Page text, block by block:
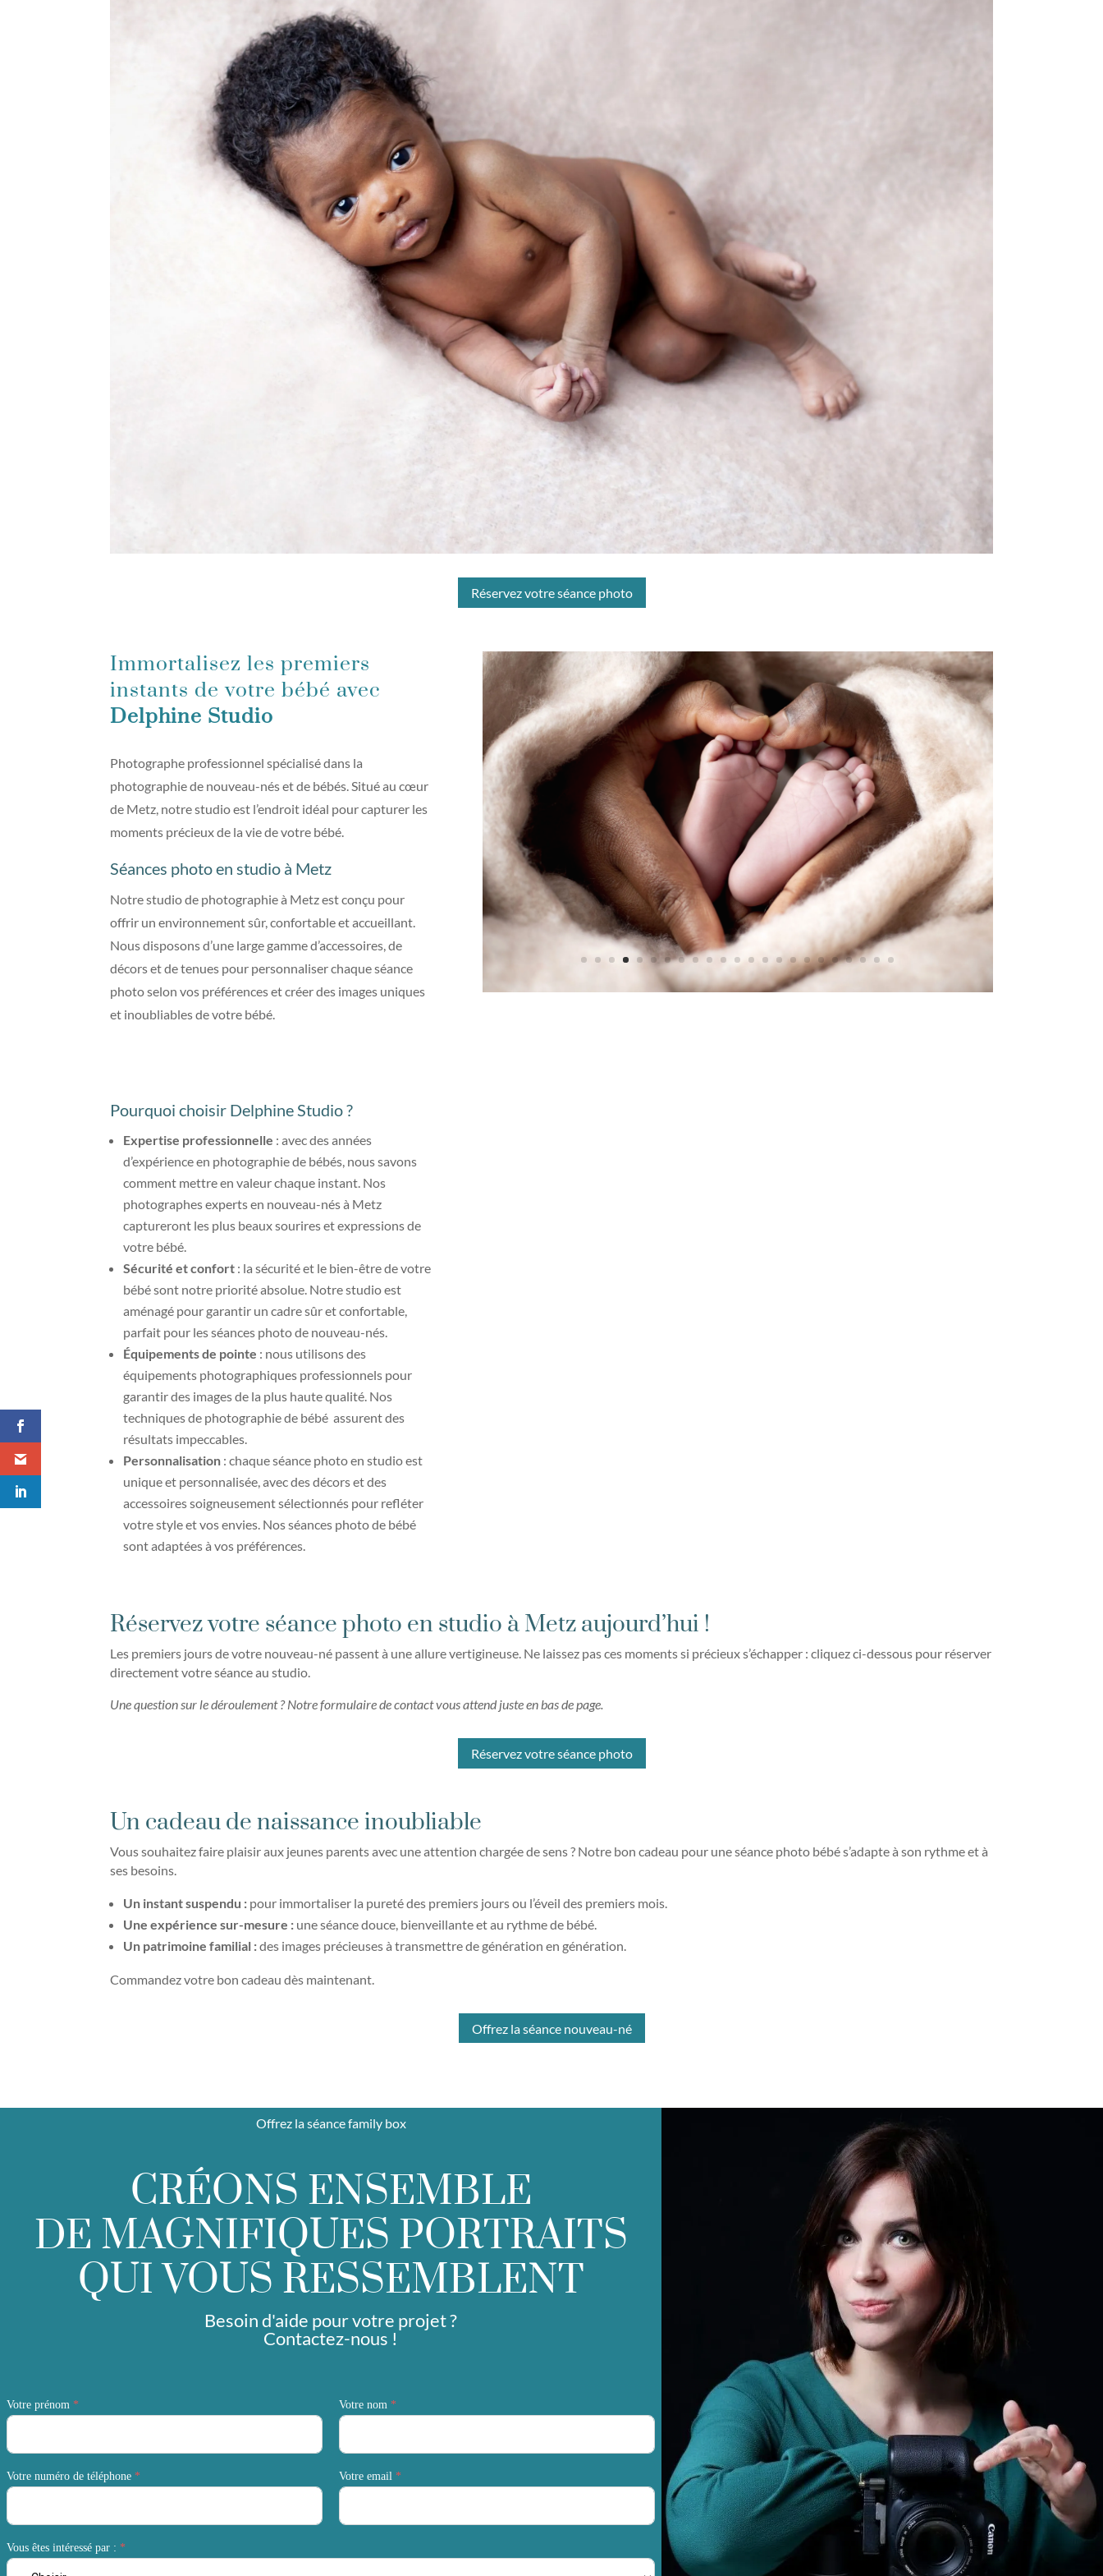
Réservez votre séance photo
Immortalisez les premiers
instants de votre bébé avec
Delphine Studio
Photographe professionnel spécialisé dans la
photographie de nouveau-nés et de bébés. Situé au cœur
de Metz, notre studio est l’endroit idéal pour capturer les
moments précieux de la vie de votre bébé.
Séances photo en studio à Metz
Notre studio de photographie à Metz est conçu pour
offrir un environnement sûr, confortable et accueillant.
Nous disposons d’une large gamme d’accessoires, de
décors et de tenues pour personnaliser chaque séance
photo selon vos préférences et créer des images uniques
et inoubliables de votre bébé.
Pourquoi choisir Delphine Studio ?
Expertise professionnelle : avec des années
d’expérience en photographie de bébés, nous savons
comment mettre en valeur chaque instant. Nos
photographes experts en nouveau-nés à Metz
captureront les plus beaux sourires et expressions de
votre bébé.
Sécurité et confort : la sécurité et le bien-être de votre
bébé sont notre priorité absolue. Notre studio est
aménagé pour garantir un cadre sûr et confortable,
parfait pour les séances photo de nouveau-nés.
Équipements de pointe : nous utilisons des
équipements photographiques professionnels pour
garantir des images de la plus haute qualité. Nos
techniques de photographie de bébé assurent des
résultats impeccables.
Personnalisation : chaque séance photo en studio est
unique et personnalisée, avec des décors et des
accessoires soigneusement sélectionnés pour refléter
votre style et vos envies. Nos séances photo de bébé
sont adaptées à vos préférences.
Réservez votre séance photo en studio à Metz aujourd’hui !
Les premiers jours de votre nouveau-né passent à une allure vertigineuse. Ne laissez pas ces moments si précieux s’échapper : cliquez ci-dessous pour réserver
directement votre séance au studio.
Une question sur le déroulement ? Notre formulaire de contact vous attend juste en bas de page.
Réservez votre séance photo
Un cadeau de naissance inoubliable
Vous souhaitez faire plaisir aux jeunes parents avec une attention chargée de sens ? Notre bon cadeau pour une séance photo bébé s’adapte à son rythme et à
ses besoins.
Un instant suspendu : pour immortaliser la pureté des premiers jours ou l’éveil des premiers mois.
Une expérience sur-mesure : une séance douce, bienveillante et au rythme de bébé.
Un patrimoine familial :des images précieuses à transmettre de génération en génération.
Commandez votre bon cadeau dès maintenant.
Offrez la séance nouveau-né
Offrez la séance family box
CRÉONS ENSEMBLE
DE MAGNIFIQUES PORTRAITS
QUI VOUS RESSEMBLENT
Besoin d'aide pour votre projet ?
Contactez-nous !